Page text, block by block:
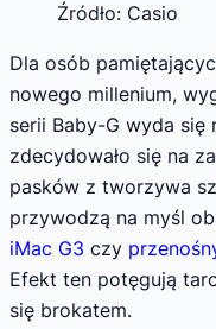
Źródło: Casio
Dla osób
nowego millenium,
serii Baby-G wyda się
zdecydowało się na
pasków z tworzywa
przywodzą na myśl
iMac G3 czy
Efekt ten potęgują
się brokatem.